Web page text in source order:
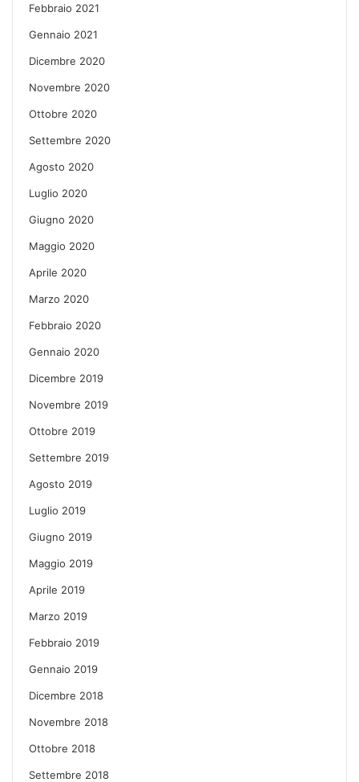
Febbraio 2021
Gennaio 2021
Dicembre 2020
Novembre 2020
Ottobre 2020
Settembre 2020
Agosto 2020
Luglio 2020
Giugno 2020
Maggio 2020
Aprile 2020
Marzo 2020
Febbraio 2020
Gennaio 2020
Dicembre 2019
Novembre 2019
Ottobre 2019
Settembre 2019
Agosto 2019
Luglio 2019
Giugno 2019
Maggio 2019
Aprile 2019
Marzo 2019
Febbraio 2019
Gennaio 2019
Dicembre 2018
Novembre 2018
Ottobre 2018
Settembre 2018